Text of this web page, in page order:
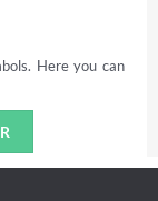
Here you can